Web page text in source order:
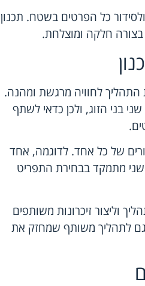
כל הפרטים בשטח. תכנון
בצורה חלקה ומוצלחת.
התהליך לחוויה מרגשת ומהנה.
בני הזוג, ולכן כדאי לשתף
של כל אחד. לדוגמה, אחד
מתמקד בבחירת התפריט
וליצור זיכרונות משותפים
לתהליך משותף שמחזק את